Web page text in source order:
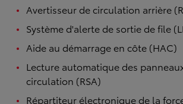
Avertisseur de circulation arrière
Système d'alerte de sortie de file
Aide au démarrage en côte (HAC)
Lecture automatique des
circulation (RSA)
Répartiteur électronique de la